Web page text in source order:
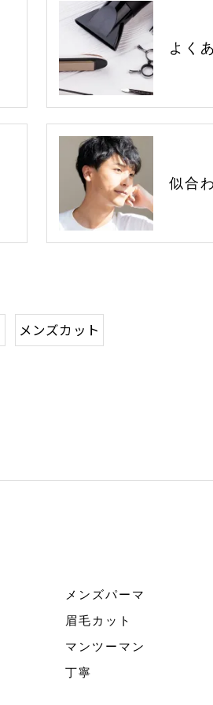
よく
似合
メンズカット
メンズパーマ
眉毛カット
マンツーマン
丁寧